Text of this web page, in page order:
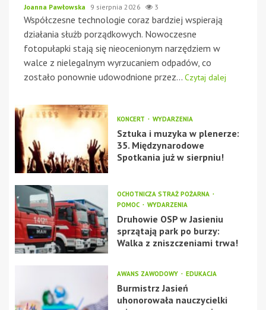
Joanna Pawłowska 9 sierpnia 2026 3
Współczesne technologie coraz bardziej wspierają
działania służb porządkowych. Nowoczesne
fotopułapki stają się nieocenionym narzędziem w
walce z nielegalnym wyrzucaniem odpadów, co
zostało ponownie udowodnione przez... Czytaj dalej
KONCERT WYDARZENIA
Sztuka i muzyka w plenerze:
35. Międzynarodowe
Spotkania już w sierpniu!
OCHOTNICZA STRAŻ POŻARNA
POMOC
WYDARZENIA
Druhowie OSP w Jasieniu
sprzątają park po burzy:
Walka z zniszczeniami trwa!
AWANS ZAWODOWY EDUKACJA
Burmistrz Jasień
uhonorowała nauczycielki